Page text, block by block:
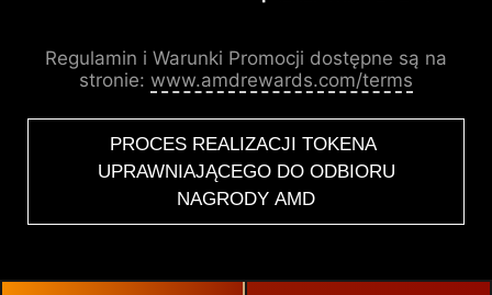
Regulamin i Warunki Promocji dostępne są na
stronie: www.amdrewards.com/terms
PROCES REALIZACJI TOKENA
UPRAWNIAJĄCEGO DO ODBIORU
NAGRODY AMD